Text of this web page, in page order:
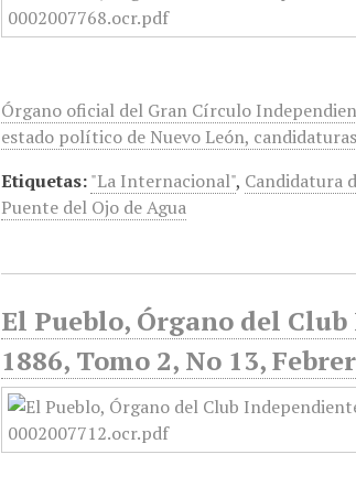
Órgano oficial del Gran Círculo
estado político de Nuevo León,
Etiquetas:"La Internacional", Candidatura
Puente del Ojo de Agua
El Pueblo, Órgano del
1886, Tomo 2, No 13,